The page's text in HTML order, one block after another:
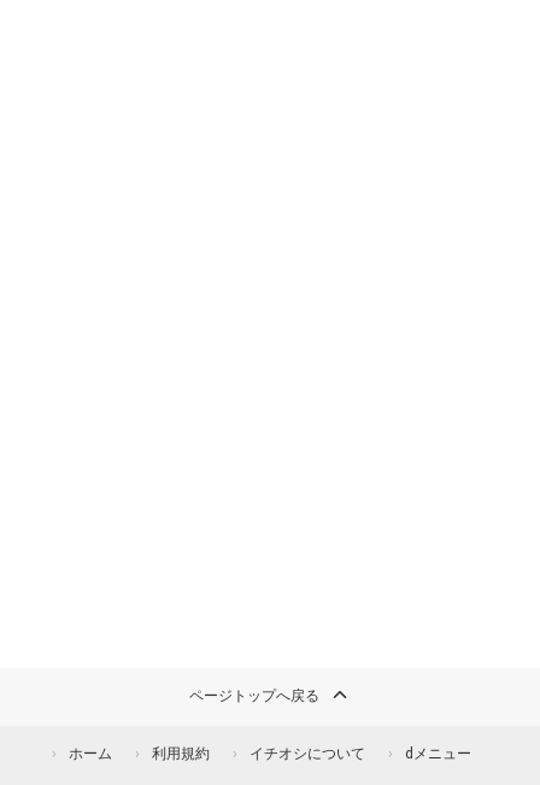
ページトップへ戻る
ホーム 利用規約 イチオシについて dメニュー